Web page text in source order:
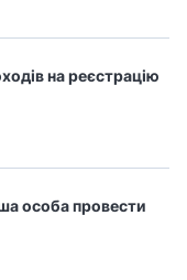
на реєстрацію
особа провести